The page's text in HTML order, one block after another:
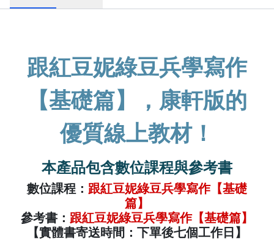
跟紅豆妮綠豆兵學寫作
【基礎篇】，康軒版的
優質線上教材！
本產品包含數位課程與參考書
數位課程： 跟紅豆妮綠豆兵學寫作【基礎
篇】
參考書： 跟紅豆妮綠豆兵學寫作【基礎篇】
【實體書寄送時間：下單後七個工作日】